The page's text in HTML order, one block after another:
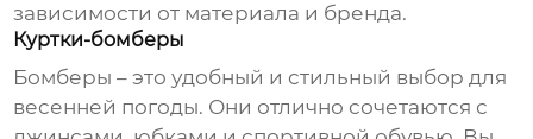
зависимости от материала и бренда.
Куртки-бомберы
Бомберы – это удобный и стильный выбор для
весенней погоды. Они отлично сочетаются с